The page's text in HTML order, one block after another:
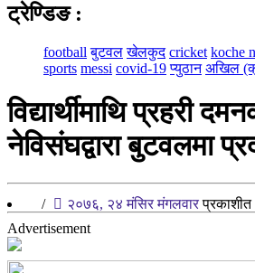
ट्रेण्डिङ :
football बुटवल खेलकुद cricket koche
sports messi covid-19 प्युठान अखिल
विद्यार्थीमाथि प्रहरी
नेविसंघद्वारा बुटवलमा
/ २०७६, २४ मंसिर मंगलवारप्रकाशीत
Advertisement